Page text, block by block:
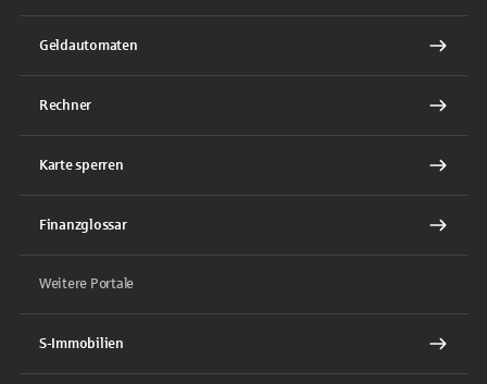
Geldautomaten
Rechner
Karte sperren
Finanzglossar
Weitere Portale
S-Immobilien